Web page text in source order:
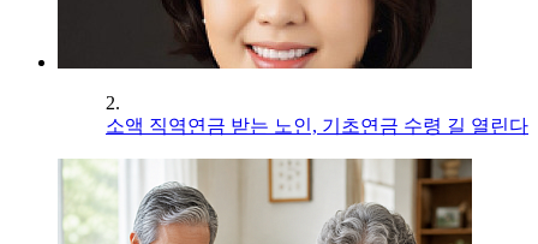
2.
소액 직역연금 받는 노인, 기초연금 수령 길 열린다